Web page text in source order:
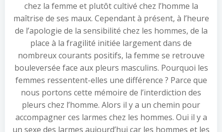
chez la femme et plutôt cultivé chez l’homme la
maîtrise de ses maux. Cependant à présent, à l’heure
de l’apologie de la sensibilité chez les hommes, de la
place à la fragilité initiée largement dans de
nombreux courants positifs, la femme se retrouve
bouleversée face aux pleurs masculins. Pourquoi les
femmes ressentent-elles une différence ? Parce que
nous portons cette mémoire de l’interdiction des
pleurs chez l’homme. Alors il y a un chemin pour
accompagner ces larmes chez les hommes. Oui il y a
un sexe des larmes aujourd’hui car les hommes et les